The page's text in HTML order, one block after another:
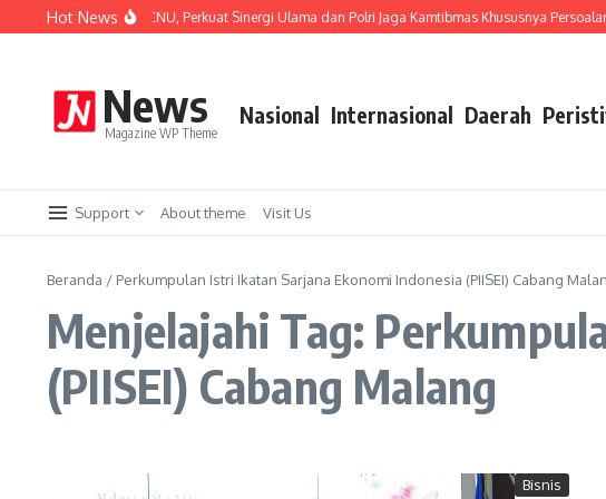
Lewati ke konten
Hot News
Silaturahmi ke PCNU, Perkuat Sinergi Ulama dan Polri Jaga Kamtibmas Khususnya Persoalan
News
Magazine WP Theme
Nasional Internasional Daerah
Support About theme Visit Us
Beranda / Perkumpulan Istri Ikatan Sarjana Ekonomi Indonesia (PIISEI) Cabang
Menjelajahi Tag:
(PIISEI) Cabang Malang
Bisnis